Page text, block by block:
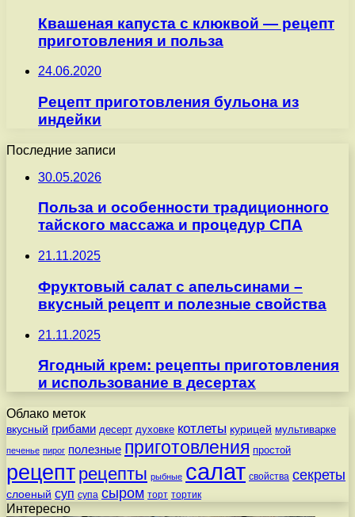
Квашеная капуста с клюквой — рецепт
приготовления и польза
24.06.2020
Рецепт приготовления бульона из
индейки
Последние записи
30.05.2026
Польза и особенности традиционного
тайского массажа и процедур СПА
21.11.2025
Фруктовый салат с апельсинами –
вкусный рецепт и полезные свойства
21.11.2025
Ягодный крем: рецепты приготовления
и использование в десертах
Облако меток
вкусный грибами десерт духовке котлеты курицей мультиварке
печенье пирог полезные приготовления простой
рецепт рецепты рыбные салат свойства секреты
слоеный суп супа сыром торт тортик
Интересно